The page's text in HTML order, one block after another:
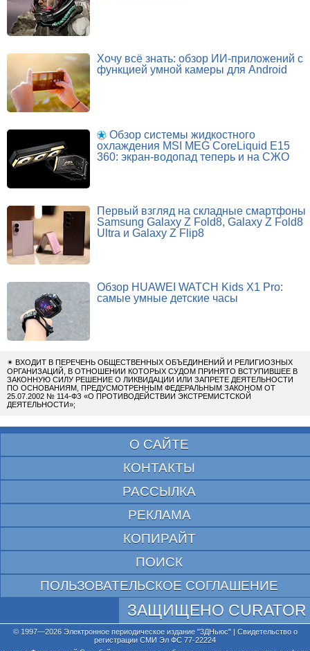
Хочу всё знать: обзор ИИ-приложений с
функцией умной камеры для Android
Обзор системы жидкостного
охлаждения MSI MEG CoreLiquid E15
360: экран-водопад теперь и на СЖО
Первый взгляд на складные смартфоны
Samsung Galaxy Z Fold8, Galaxy Z Fold8
Ultra и Galaxy Z Flip8
Обзор HUAWEI WATCH Kids X1 Pro:
самые умные детские часы
✴ ВХОДИТ В ПЕРЕЧЕНЬ ОБЩЕСТВЕННЫХ ОБЪЕДИНЕНИЙ И РЕЛИГИОЗНЫХ
ОРГАНИЗАЦИЙ, В ОТНОШЕНИИ КОТОРЫХ СУДОМ ПРИНЯТО ВСТУПИВШЕЕ В
ЗАКОННУЮ СИЛУ РЕШЕНИЕ О ЛИКВИДАЦИИ ИЛИ ЗАПРЕТЕ ДЕЯТЕЛЬНОСТИ
ПО ОСНОВАНИЯМ, ПРЕДУСМОТРЕННЫМ ФЕДЕРАЛЬНЫМ ЗАКОНОМ ОТ
25.07.2002 № 114-ФЗ «О ПРОТИВОДЕЙСТВИИ ЭКСТРЕМИСТСКОЙ
ДЕЯТЕЛЬНОСТИ»;
О САЙТЕ
КОНТАКТЫ
РАССЫЛКА
РЕКЛАМА
КОПИРАЙТ
ПОИСК
ПОЛЬЗОВАТЕЛЬСКОЕ СОГЛАШЕНИЕ
ЗАЩИЩЕНО CURATOR
© 1997—2026 Электронное периодическое издание "3ДНьюс" | Свидетельство о
регистрации СМИ Эл ФС 77-22224